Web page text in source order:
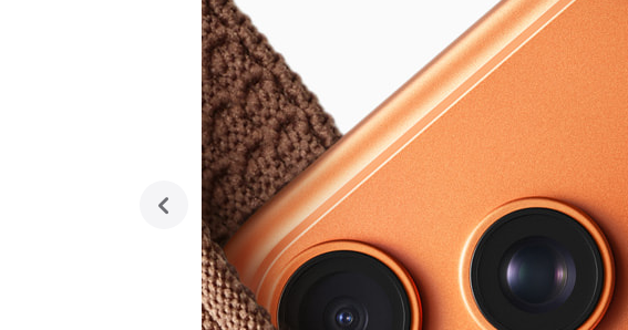
previous